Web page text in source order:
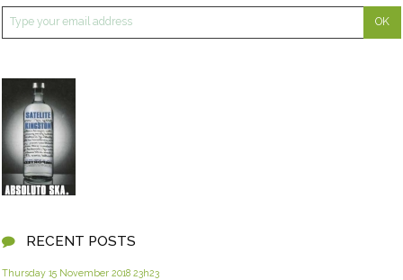
RECENT POSTS
Thursday 15 November 2018 23h23